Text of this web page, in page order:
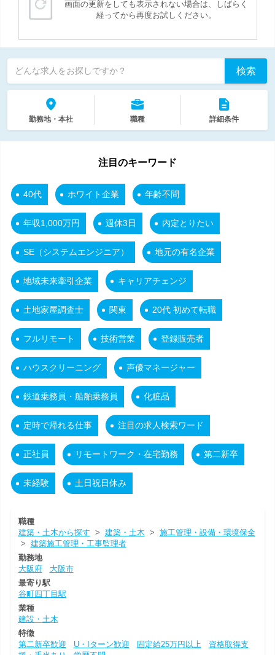
画面の更新をしても表示されない場合は、しばらく
経ってから再度お試しください。
どんな求人をお探しですか？ 検索
勤務地・本社 職種 詳細条件
注目のキーワード
40代 ホワイト企業 年齢不問
年収1,000万円 週休3日 内定とりたい
SE（システムエンジニア） 地元の有名企業
地域未来牽引企業 キャリアチェンジ
土地家屋調査士 関東 20代 初めて転職
フルリモート 技術営業 登録販売者
ハウスクリーニング 声優マネージャー
鉄道乗務員・船舶乗務員 化粧品
定時で帰れる仕事 注目の求人検索ワード
正社員 リモートワーク・在宅勤務 第二新卒
未経験 土日祝日休み
職種
建築・土木から探す > 建築・土木 > 施工管理・設備・環境保全
> 建築施工管理・工事監理者
勤務地
大阪府
大阪市
最寄り駅
谷町四丁目駅
業種
建設・土木
特徴
第二新卒歓迎
U・Iターン歓迎 固定給25万円以上
資格取得支